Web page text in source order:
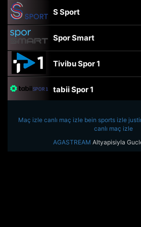
S Sport
Spor Smart
Tivibu Spor 1
tabii Spor 1
TRT Spor
beIN Sports Haber
Maç izle canlı maç izle bein sports izle
canlı maç izle
AGASTREAM Altyapisiyla